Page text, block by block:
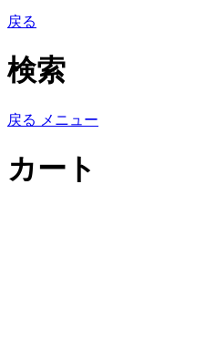
戻る
検索
戻る メニュー
カート